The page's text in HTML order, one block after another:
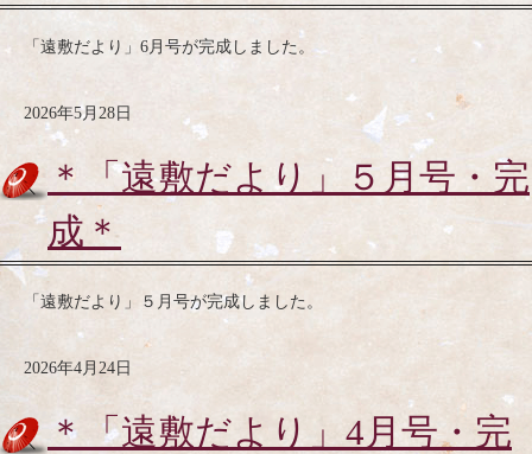
「遠敷だより」6月号が完成しました。
2026年5月28日
＊「遠敷だより」５月号・完
成＊
「遠敷だより」５月号が完成しました。
2026年4月24日
＊「遠敷だより」4月号・完